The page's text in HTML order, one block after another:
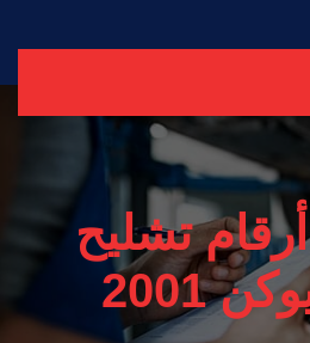
أرقام تشليح
2001